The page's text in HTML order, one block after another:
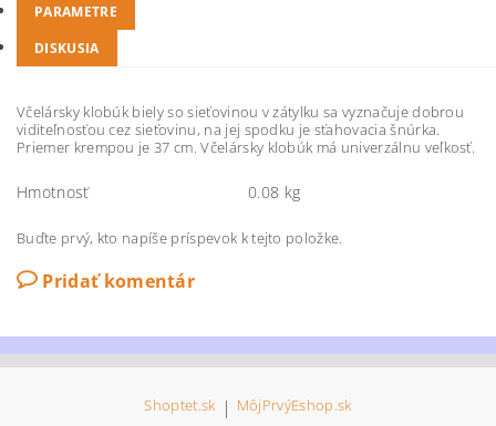
PARAMETRE
DISKUSIA
Včelársky klobúk biely so sieťovinou v zátylku sa vyznačuje dobrou
viditeľnosťou cez sieťovinu, na jej spodku je sťahovacia šnúrka.
Priemer krempou je 37 cm. Včelársky klobúk má univerzálnu veľkosť.
Hmotnosť 0.08 kg
Buďte prvý, kto napíše príspevok k tejto položke.
Pridať komentár
Shoptet.sk | MôjPrvýEshop.sk